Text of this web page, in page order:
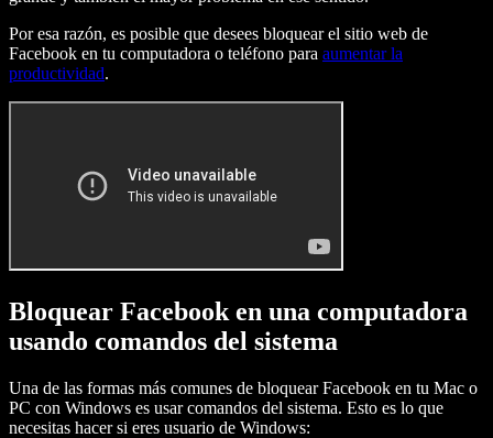
Por esa razón, es posible que desees bloquear el sitio web de
Facebook en tu computadora o teléfono para aumentar la
productividad.
Bloquear Facebook en una computadora
usando comandos del sistema
Una de las formas más comunes de bloquear Facebook en tu Mac o
PC con Windows es usar comandos del sistema. Esto es lo que
necesitas hacer si eres usuario de Windows: